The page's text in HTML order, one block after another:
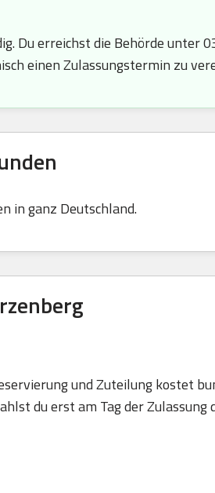
Du erreichst die Behörde unter
einen Zulassungstermin zu
in ganz Deutschland.
und Zuteilung kostet
du erst am Tag der